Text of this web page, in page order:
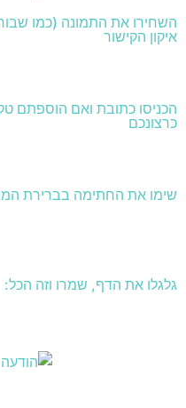
השחירו את התמונה (כמו
איקון הקישור
הכניסו כתובת ואם הוספתם
כרצונכם
שימו את החתימה בברירת
גלגלו את הדף, שמרו וזה הכל: